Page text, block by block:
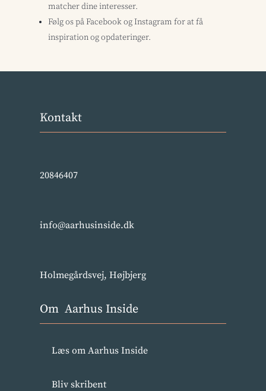
matcher dine interesser.
Følg os på Facebook og Instagram for at få
inspiration og opdateringer.
Kontakt
20846407
info@aarhusinside.dk
Holmegårdsvej, Højbjerg
Om Aarhus Inside
Læs om Aarhus Inside
Bliv skribent